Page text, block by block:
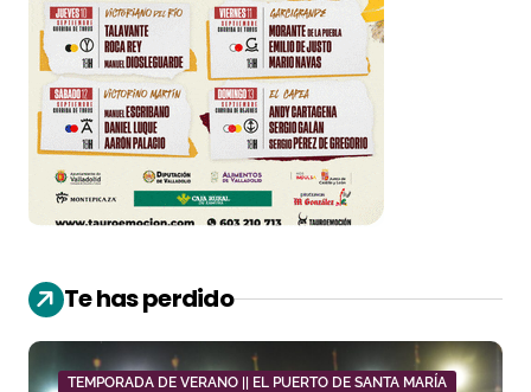
Te has perdido
TEMPORADA DE VERANO || EL PUERTO DE SANTA MARÍA